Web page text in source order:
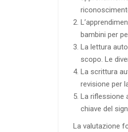
bambini per
La lettura
scopo. Le
La scrittura
revisione per
La riflessione
chiave del
La valutazione